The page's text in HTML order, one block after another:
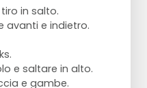
in salto.
avanti e indietro.
e saltare in alto.
e gambe.